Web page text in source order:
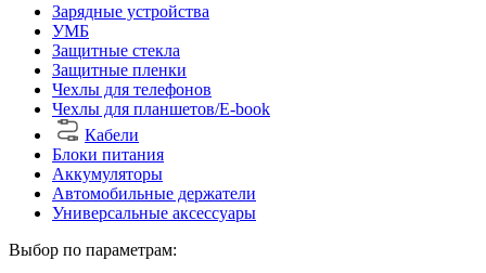
Зарядные устройства
УМБ
Защитные стекла
Защитные пленки
Чехлы для телефонов
Чехлы для планшетов/E-book
Кабели
Блоки питания
Аккумуляторы
Автомобильные держатели
Универсальные аксессуары
Выбор по параметрам: